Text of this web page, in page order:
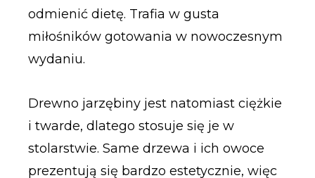
odmienić dietę. Trafia w gusta
miłośników gotowania w nowoczesnym
wydaniu.
Drewno jarzębiny jest natomiast ciężkie
i twarde, dlatego stosuje się je w
stolarstwie. Same drzewa i ich owoce
prezentują się bardzo estetycznie, więc